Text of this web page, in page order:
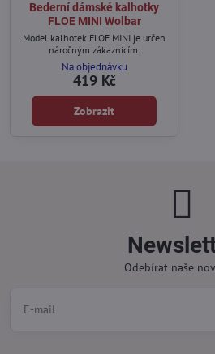
Bederní dámské kalhotky
FLOE MINI Wolbar
Model kalhotek FLOE MINI je určen
náročným zákaznicím.
Na objednávku
419 Kč
Zobrazit
Odebírat naše